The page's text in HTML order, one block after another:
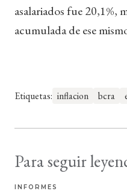
asalariados fue 20,1%,
acumulada de ese
Etiquetas: inflacion bcra
Para seguir
INFORMES